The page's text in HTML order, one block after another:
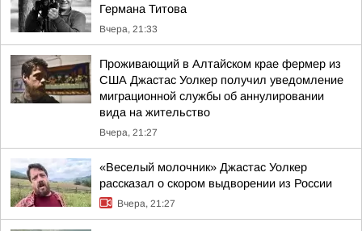
Германа Титова
Вчера, 21:33
Проживающий в Алтайском крае фермер из
США Джастас Уолкер получил уведомление
миграционной службы об аннулировании
вида на жительство
Вчера, 21:27
«Веселый молочник» Джастас Уолкер
рассказал о скором выдворении из России
Вчера, 21:27